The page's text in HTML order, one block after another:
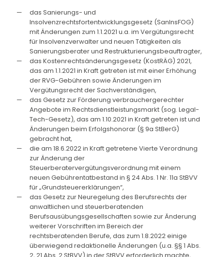
das Sanierungs- und
Insolvenzrechtsfortentwicklungsgesetz (SanInsFOG)
mit Änderungen zum 1.1.2021 u.a. im Vergütungsrecht
für Insolvenzverwalter und neuen Tätigkeiten als
Sanierungsberater und Restrukturierungsbeauftragter,
das Kostenrechtsänderungsgesetz (KostRÄG) 2021,
das am 1.1.2021 in Kraft getreten ist mit einer Erhöhung
der RVG-Gebühren sowie Änderungen im
Vergütungsrecht der Sachverständigen,
das Gesetz zur Förderung verbrauchergerechter
Angebote im Rechtsdienstleistungsmarkt (sog. Legal-
Tech-Gesetz), das am 1.10.2021 in Kraft getreten ist und
Änderungen beim Erfolgshonorar (§ 9a StBerG)
gebracht hat,
die am 18.6.2022 in Kraft getretene Vierte Verordnung
zur Änderung der
Steuerberatervergütungsverordnung mit einem
neuen Gebührentatbestand in § 24 Abs. 1 Nr. 11a StBVV
für „Grundsteuererklärungen“,
das Gesetz zur Neuregelung des Berufsrechts der
anwaltlichen und steuerberatenden
Berufsausübungsgesellschaften sowie zur Änderung
weiterer Vorschriften im Bereich der
rechtsberatenden Berufe, das zum 1.8.2022 einige
überwiegend redaktionelle Änderungen (u.a. §§ 1 Abs.